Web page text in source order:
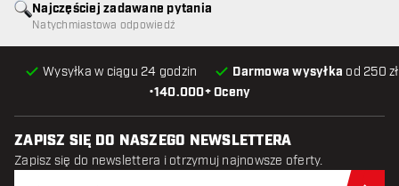
•140.000+ Oceny
Wysyłka w ciągu 24 godzin Darmowa wysyłka od 250
Najczęściej zadawane pytania
Natychmiastowa odpowiedź
ZAPISZ SIĘ DO NASZEGO NEWSLETTERA
Zapisz się do newslettera i otrzymuj najnowsze oferty.